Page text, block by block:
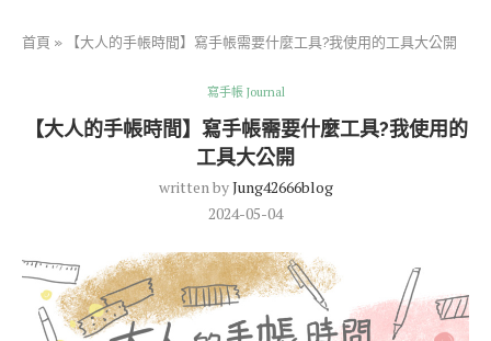
首頁 » 【大人的手帳時間】寫手帳需要什麼工具?我使用的工具大公開
寫手帳 Journal
【大人的手帳時間】寫手帳需要什麼工具?我使用的
工具大公開
written byJung42666blog
2024-05-04